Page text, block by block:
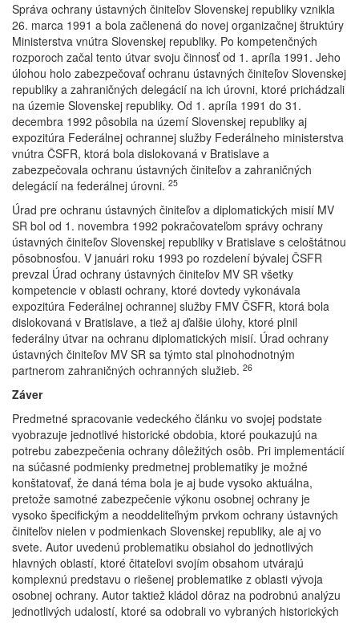
Správa ochrany ústavných činiteľov Slovenskej republiky vznikla
26. marca 1991 a bola začlenená do novej organizačnej štruktúry
Ministerstva vnútra Slovenskej republiky. Po kompetenčných
rozporoch začal tento útvar svoju činnosť od 1. apríla 1991. Jeho
úlohou holo zabezpečovať ochranu ústavných činiteľov Slovenskej
republiky a zahraničných delegácií na ich úrovni, ktoré prichádzali
na územie Slovenskej republiky. Od 1. apríla 1991 do 31.
decembra 1992 pôsobila na území Slovenskej republiky aj
expozitúra Federálnej ochrannej služby Federálneho ministerstva
vnútra ČSFR, ktorá bola dislokovaná v Bratislave a
zabezpečovala ochranu ústavných činiteľov a zahraničných
delegácií na federálnej úrovni. 25
Úrad pre ochranu ústavných činiteľov a diplomatických misií MV
SR bol od 1. novembra 1992 pokračovateľom správy ochrany
ústavných činiteľov Slovenskej republiky v Bratislave s celoštátnou
pôsobnosťou. V januári roku 1993 po rozdelení bývalej ČSFR
prevzal Úrad ochrany ústavných činiteľov MV SR všetky
kompetencie v oblasti ochrany, ktoré dovtedy vykonávala
expozitúra Federálnej ochrannej služby FMV ČSFR, ktorá bola
dislokovaná v Bratislave, a tiež aj ďalšie úlohy, ktoré plnil
federálny útvar na ochranu diplomatických misií. Úrad ochrany
ústavných činiteľov MV SR sa týmto stal plnohodnotným
partnerom zahraničných ochranných služieb. 26
Záver
Predmetné spracovanie vedeckého článku vo svojej podstate
vyobrazuje jednotlivé historické obdobia, ktoré poukazujú na
potrebu zabezpečenia ochrany dôležitých osôb. Pri implementácií
na súčasné podmienky predmetnej problematiky je možné
konštatovať, že daná téma bola je aj bude vysoko aktuálna,
pretože samotné zabezpečenie výkonu osobnej ochrany je
vysoko špecifickým a neoddeliteľným prvkom ochrany ústavných
činiteľov nielen v podmienkach Slovenskej republiky, ale aj vo
svete. Autor uvedenú problematiku obsiahol do jednotlivých
hlavných oblastí, ktoré čitateľovi svojím obsahom utvárajú
komplexnú predstavu o riešenej problematike z oblasti vývoja
osobnej ochrany. Autor taktiež kládol dôraz na podrobnú analýzu
jednotlivých udalostí, ktoré sa odobrali vo vybraných historických